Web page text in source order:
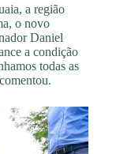
a região
o novo
Daniel
a condição
todas as